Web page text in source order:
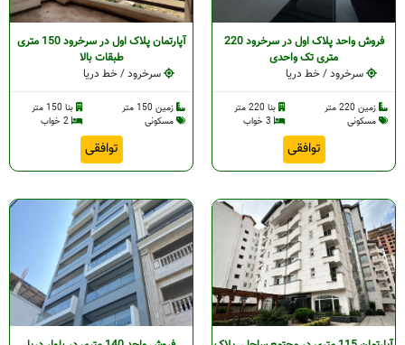
فروش واحد پلاک اول در سرخرود 220
متری تک واحدی
سرخرود / خط دریا
زمین 220 متر
بنا 220 متر
مسکونی
توافقی
آپارتمان پلاک اول در سرخرود 150 متری
طبقات بالا
سرخرود / خط دریا
زمین 150 متر
بنا 150 متر
مسکونی
توافقی